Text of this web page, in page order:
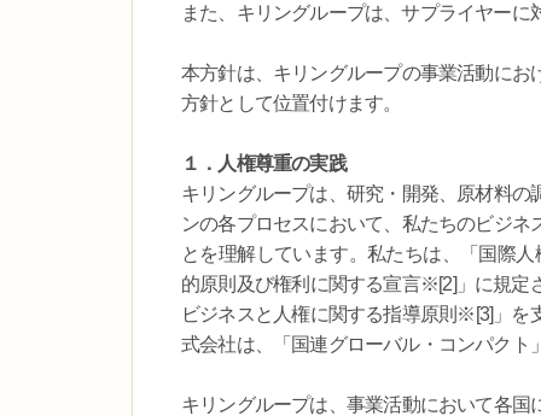
また、キリングループは、サプライヤー
本方針は、キリングループの事業活動に
方針として位置付けます。
１．人権尊重の実践
キリングループは、研究・開発、原材料
ンの各プロセスにおいて、私たちのビジ
とを理解しています。私たちは、「国際
的原則及び権利に関する宣言※[2]」に規定
ビジネスと人権に関する指導原則※[3]」を
式会社は、「国連グローバル・コンパクト
キリングループは、事業活動において各